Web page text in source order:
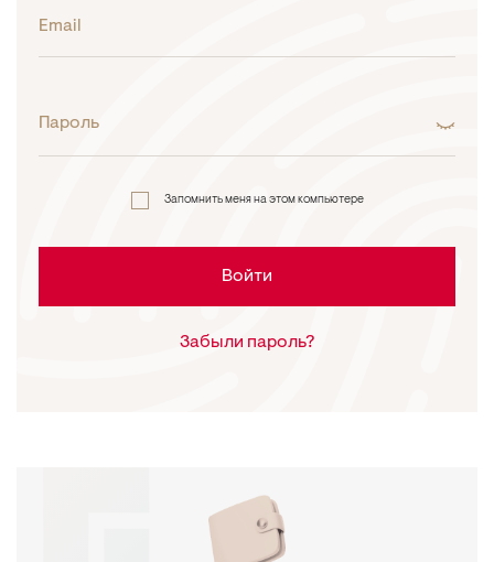
Email
Пароль
Запомнить меня на этом компьютере
Войти
Забыли пароль?